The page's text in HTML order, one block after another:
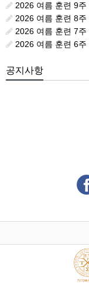
2026 여름 훈련 9
2026 여름 훈련 8주 찬
2026 여름 훈련 7
2026 여름 훈련 6
공지사항